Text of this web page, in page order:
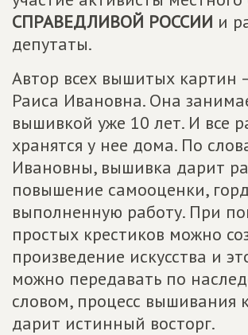
СПРАВЕДЛИВОЙ РОССИИ и
депутаты.
Автор всех вышитых картин
Раиса Ивановна. Она
вышивкой уже 10 лет. И все
хранятся у нее дома. По
Ивановны, вышивка дарит
повышение самооценки,
выполненную работу. При
простых крестиков можно
произведение искусства и
можно передавать по
словом, процесс вышивания
дарит истинный восторг.